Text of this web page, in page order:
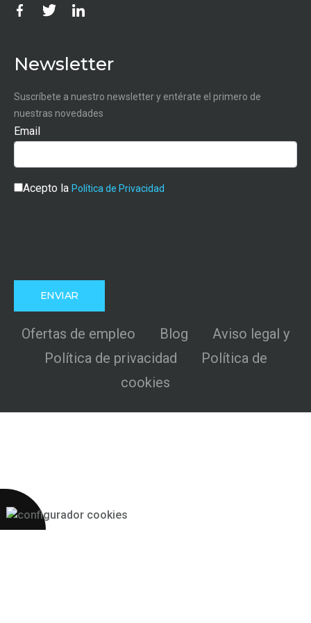
Newsletter
Suscríbete a nuestro newsletter y entérate el primero de
nuestras novedades
Email
Acepto la Política de Privacidad
Ofertas de empleo Blog
Aviso legal y
Política de privacidad
Política de
cookies